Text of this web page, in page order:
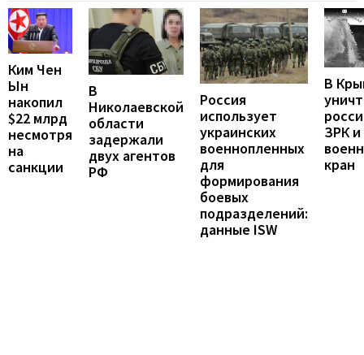
Ким Чен
Ын
накопил
$22 млрд
несмотря
на
санкции
В
Николаевской
области
задержали
двух агентов
РФ
Россия
использует
украинских
военнопленных
для
формирования
боевых
подразделений:
данные ISW
В
ЗРК и
кран